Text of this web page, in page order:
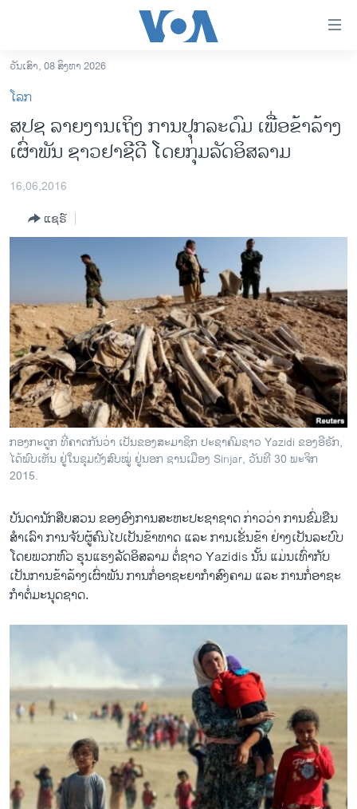
ເຂົ້າ
ຫາ
ຂ້າມ
ຂ້າມ
ຫາ
ອາເມຣິກາ
ການເລືອກຕັ້ງ ປະທານາທີບໍດີ ສະຫະລັດ 2024
ຂ່າວ​ຈີນ
ໂລກ
ອິດສະຫຼະພາບດ້ານການຂ່າວ
ຊີວິດຊາວລາວ
ຊຸມຊົນຊາວລາວ
ວິທະຍາສາດ-ເທັກໂນໂລຈີ
ທຸລະກິດ
ພາສາອັງກິດ
ວີດີໂອ
ສຽງ
ລາຍການກະຈາຍສຽງ
ລາຍງານ
ຕິດຕາມພວກເຮົາ ທີ່
ພາສາຕ່າງໆ
ວັນເສົາ, 08 ສິງຫາ 2026
ໂລກ
ສປຊ ລາຍງານເຖິງ ການປຸກລະດົມ ເພື່ອຂ້າລ້າງ
ເຜົ່າພັນ ຊາວຢາຊີດີ ໂດຍກຸ່ມລັດອິສລາມ
16,06,2016
ແຊຣ໌
ກອງກະດູກ ທີ່ຄາດກັນວ່າ ເປັນຂອງສະມາຊິກ ປະຊາຄົມຊາວ Yazidi ຂອງອີຣັກ,
ໄດ້ພົບເຫັນ ຢູ່ໃນຂຸມຝັງສົບໝູ່ ຢູ່ນອກ ຊານເມືອງ Sinjar, ວັນທີ 30 ພະຈິກ
2015.
ບັນດານັກສືບສວນ ຂອງອົງການສະຫະປະຊາຊາດ ກ່າວວ່າ ການຂົ່ມຂືນ
ສຳ​ເລົາ​ ການຈັບ​ຜູ້​ຄົນ​ໄປເປັນຂ້າທາດ ແລະ ການເຂັ່ນຂ້າ ຢ່າງ​ເປັນ​ລະບົບ
ໂດຍພວກຫົວ ຮຸນແຮງລັດອິສລາມ ຕໍ່ຊາວ Yazidis ນັ້ນ ​ແມ່ນ​ເທົ່າ​ກັບ
ເປັນການຂ້າລ້າງເຜົ່າພັນ ການກໍ່ອາຊະຍາກຳສົງຄາມ ແລະ ການກໍ່ອາຊະ
ກຳຕໍ່ມະນຸດຊາດ.